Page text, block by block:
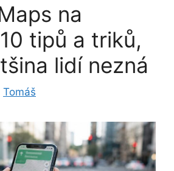
na
tipů a triků,
lidí nezná
Tomáš